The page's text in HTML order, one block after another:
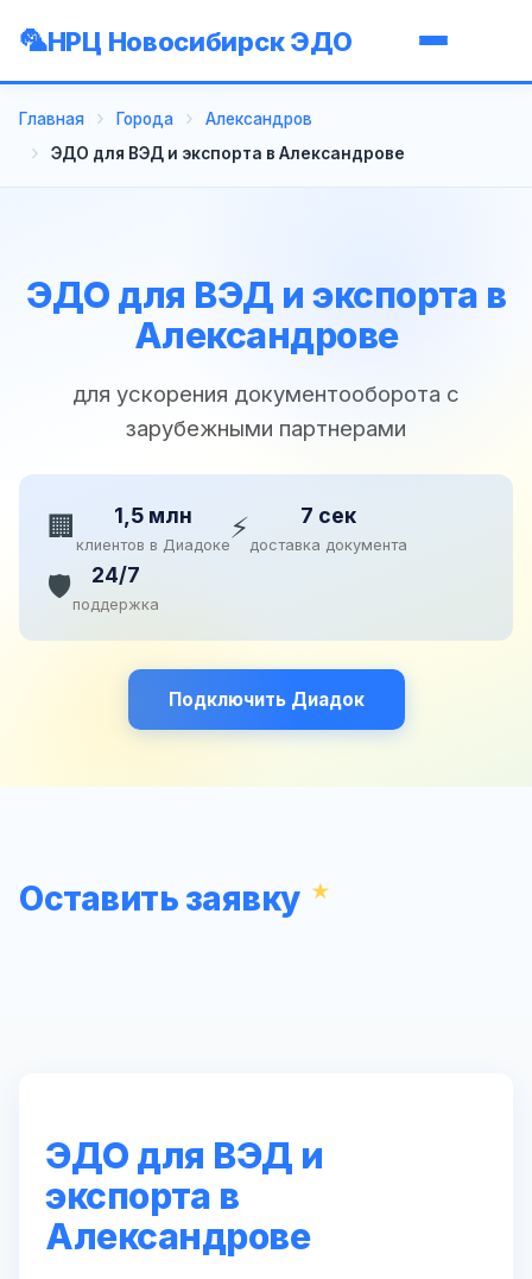
НРЦ Новосибирск ЭДО
Главная Города
Александров
ЭДО для ВЭД и экспорта в Александрове
ЭДО для ВЭД и экспорта в
Александрове
для ускорения документооборота с
зарубежными партнерами
🏢 1,5 млн
клиентов в Диадоке⚡ 7 сек
доставка документа
🛡️ 24/7
поддержка
Подключить Диадок
Оставить заявку
ЭДО для ВЭД и
экспорта в
Александрове